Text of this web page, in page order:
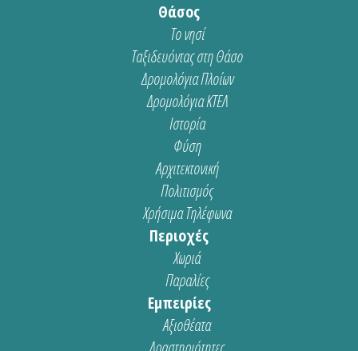
Θάσος
Το νησί
Ταξιδευόντας στη Θάσο
Δρομολόγια Πλοίων
Δρομολόγια ΚΤΕΛ
Ιστορία
Φύση
Αρχιτεκτονική
Πολιτισμός
Χρήσιμα Τηλέφωνα
Περιοχές
Χωριά
Παραλίες
Εμπειρίες
Αξιοθέατα